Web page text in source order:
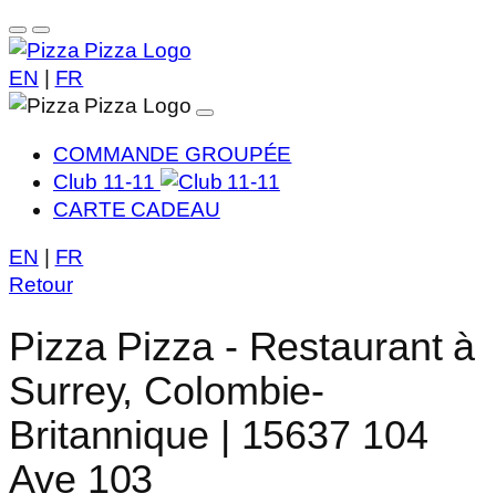
EN FR
COMMANDE GROUPÉE
Club 11-11
CARTE CADEAU
EN
FR
Retour
Pizza Pizza - Restaurant à
Surrey, Colombie-
Britannique | 15637 104
Ave 103